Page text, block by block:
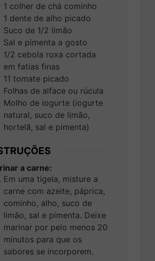
1 colher de chá cominho
1 dente de alho picado
Suco de 1/2 limão
Sal e pimenta a gosto
1/2 cebola roxa cortada
em fatias finas
11 tomate picado
Folhas de alface ou rúcula
Molho de iogurte (iogurte
natural, suco de limão,
hortelã, sal e pimenta)
a carne:
Em uma tigela, misture a
carne com azeite, páprica,
cominho, alho, suco de
limão, sal e pimenta. Deixe
marinar por pelo menos 20
minutos para que os
sabores se incorporem.